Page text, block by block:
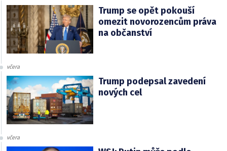
Trump se opět pokouší
omezit novorozencům práva
na občanství
včera
Trump podepsal zavedení
nových cel
včera